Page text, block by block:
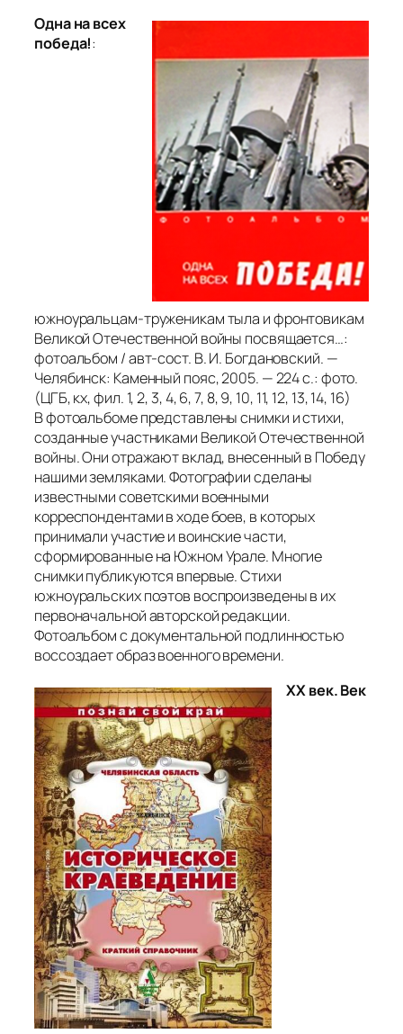
Одна на всех
победа!:
южноуральцам-труженикам тыла и фронтовикам
Великой Отечественной войны посвящается…:
фотоальбом / авт-сост. В. И. Богдановский. —
Челябинск: Каменный пояс, 2005. — 224 с.: фото.
(ЦГБ, кх, фил. 1, 2, 3, 4, 6, 7, 8, 9, 10, 11, 12, 13, 14, 16)
В фотоальбоме представлены снимки и стихи,
созданные участниками Великой Отечественной
войны. Они отражают вклад, внесенный в Победу
нашими земляками. Фотографии сделаны
известными советскими военными
корреспондентами в ходе боев, в которых
принимали участие и воинские части,
сформированные на Южном Урале. Многие
снимки публикуются впервые. Стихи
южноуральских поэтов воспроизведены в их
первоначальной авторской редакции.
Фотоальбом с документальной подлинностью
воссоздает образ военного времени.
ХХ век. Век